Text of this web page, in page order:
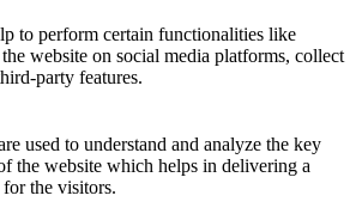
to perform certain functionalities like
website on social media platforms, collect
party features.
used to understand and analyze the key
the website which helps in delivering a
for the visitors.